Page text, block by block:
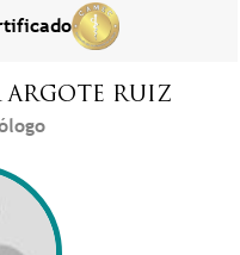
ARGOTE RUIZ